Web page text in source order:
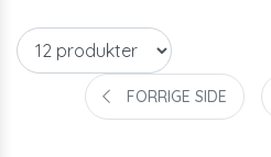
FORRIGE SIDE